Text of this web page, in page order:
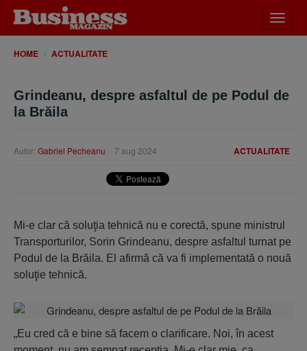
meniu
HOME ACTUALITATE
Grindeanu, despre asfaltul de pe Podul de
la Brăila
ACTUALITATE
Autor: Gabriel Pecheanu 7 aug 2024
Mi-e clar că soluţia tehnică nu e corectă, spune ministrul
Transporturilor, Sorin Grindeanu, despre asfaltul turnat pe
Podul de la Brăila. El afirmă că va fi implementată o nouă
soluţie tehnică.
„Eu cred că e bine să facem o clarificare. Noi, în acest